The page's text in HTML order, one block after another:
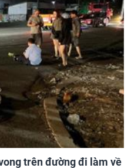
trên đường đi làm về